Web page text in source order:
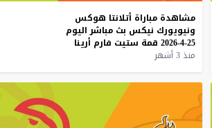
مشاهدة مباراة أتلانتا هوكس
ونيويورك نيكس بث مباشر اليوم
25-4-2026
قمة ستيت فارم أرينا
منذ 3 أشهر